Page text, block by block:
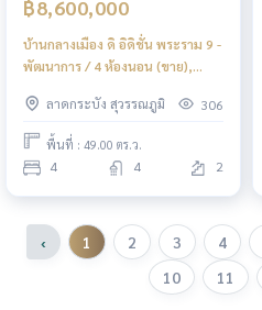
฿8,600,000
บ้านกลางเมือง ดิ อิดิชั่น พระราม 9 -
พัฒนาการ / 4 ห้องนอน (ขาย),
Rama 9 - Pattanakarn / 4
Bedrooms (FOR SALE) POON231
ลาดกระบัง สุวรรณภูมิ 306
พื้นที่ : 49.00 ตร.ว.
4 4 2
‹ 1 2 3 4
10
11